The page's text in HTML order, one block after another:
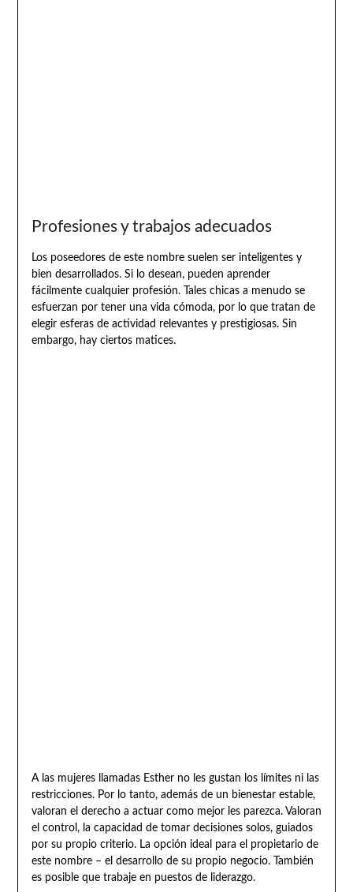
Profesiones y trabajos adecuados
Los poseedores de este nombre suelen ser inteligentes y
bien desarrollados. Si lo desean, pueden aprender
fácilmente cualquier profesión. Tales chicas a menudo se
esfuerzan por tener una vida cómoda, por lo que tratan de
elegir esferas de actividad relevantes y prestigiosas. Sin
embargo, hay ciertos matices.
A las mujeres llamadas Esther no les gustan los límites ni las
restricciones. Por lo tanto, además de un bienestar estable,
valoran el derecho a actuar como mejor les parezca. Valoran
el control, la capacidad de tomar decisiones solos, guiados
por su propio criterio. La opción ideal para el propietario de
este nombre – el desarrollo de su propio negocio. También
es posible que trabaje en puestos de liderazgo.